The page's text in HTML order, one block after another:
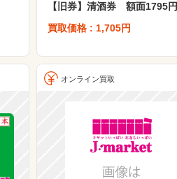
【旧券】清酒券 額面1795円
買取価格 : 1,705円
オンライン買取